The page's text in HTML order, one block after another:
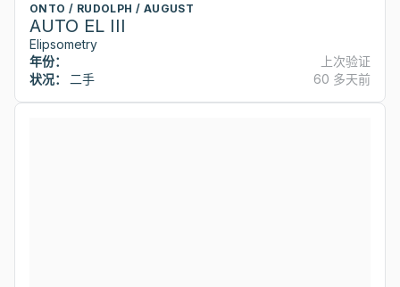
ONTO / RUDOLPH / AUGUST
AUTO EL III
Elipsometry
年份：
状况：
二手
上次验证
60 多天前